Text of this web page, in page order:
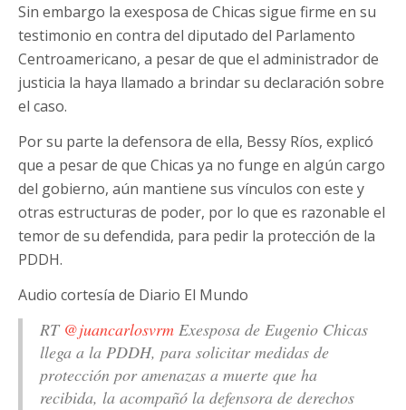
Sin embargo la exesposa de Chicas sigue firme en su
testimonio en contra del diputado del Parlamento
Centroamericano, a pesar de que el administrador de
justicia la haya llamado a brindar su declaración sobre
el caso.
Por su parte la defensora de ella, Bessy Ríos, explicó
que a pesar de que Chicas ya no funge en algún cargo
del gobierno, aún mantiene sus vínculos con este y
otras estructuras de poder, por lo que es razonable el
temor de su defendida, para pedir la protección de la
PDDH.
Audio cortesía de Diario El Mundo
RT @juancarlosvrm Exesposa de Eugenio Chicas
llega a la PDDH, para solicitar medidas de
protección por amenazas a muerte que ha
recibida, la acompañó la defensora de derechos